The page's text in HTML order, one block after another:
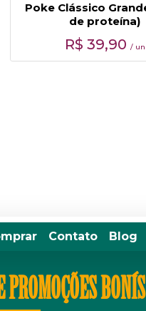
Poke Clássico
de proteína)
R$ 39,90 / un
Contato Blog